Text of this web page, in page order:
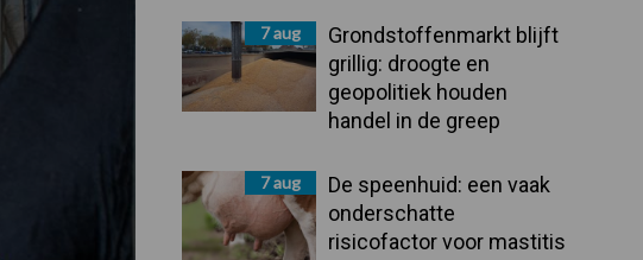
Sidebar7 aug
Grondstoffenmarkt blijft
grillig: droogte en
geopolitiek houden
handel in de greep
7 aug
De speenhuid: een vaak
onderschatte
risicofactor voor mastitis